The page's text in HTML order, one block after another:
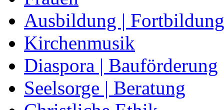
Ausbildung | Fortbildung
Kirchenmusik
Diaspora | Bauförderung
Seelsorge | Beratung